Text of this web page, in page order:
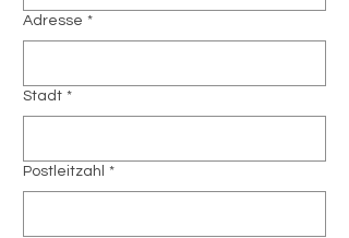
Adresse *
Stadt *
Postleitzahl *